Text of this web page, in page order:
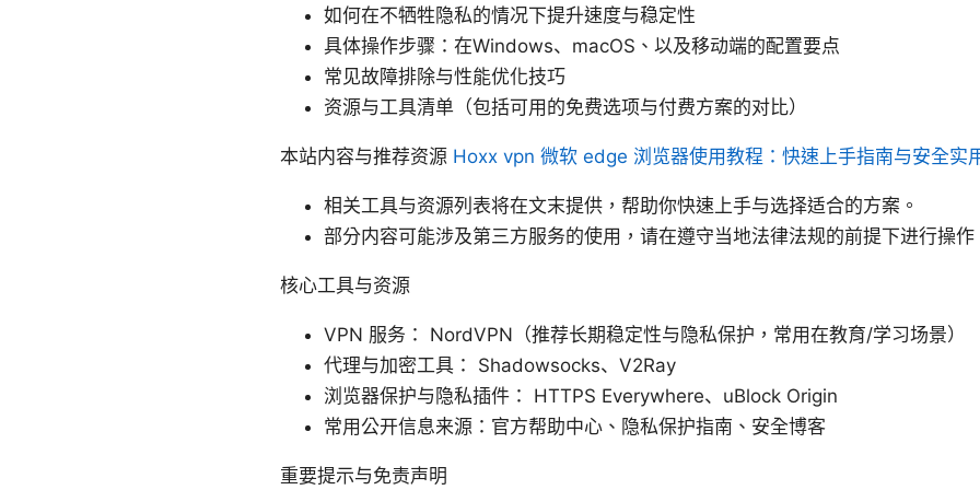
如何在不牺牲隐私的情况下提升速度与稳定性
具体操作步骤：在Windows、macOS、以及移动端的配置要点
常见故障排除与性能优化技巧
资源与工具清单（包括可用的免费选项与付费方案的对比）
本站内容与推荐资源 Hoxx vpn 微软 edge 浏览器使用教程：快速上手指南与安全实
相关工具与资源列表将在文末提供，帮助你快速上手与选择适合的方案。
部分内容可能涉及第三方服务的使用，请在遵守当地法律法规的前提下进行操作
核心工具与资源
VPN 服务： NordVPN（推荐长期稳定性与隐私保护，常用在教育/学习场景）
代理与加密工具： Shadowsocks、V2Ray
浏览器保护与隐私插件： HTTPS Everywhere、uBlock Origin
常用公开信息来源：官方帮助中心、隐私保护指南、安全博客
重要提示与免责声明